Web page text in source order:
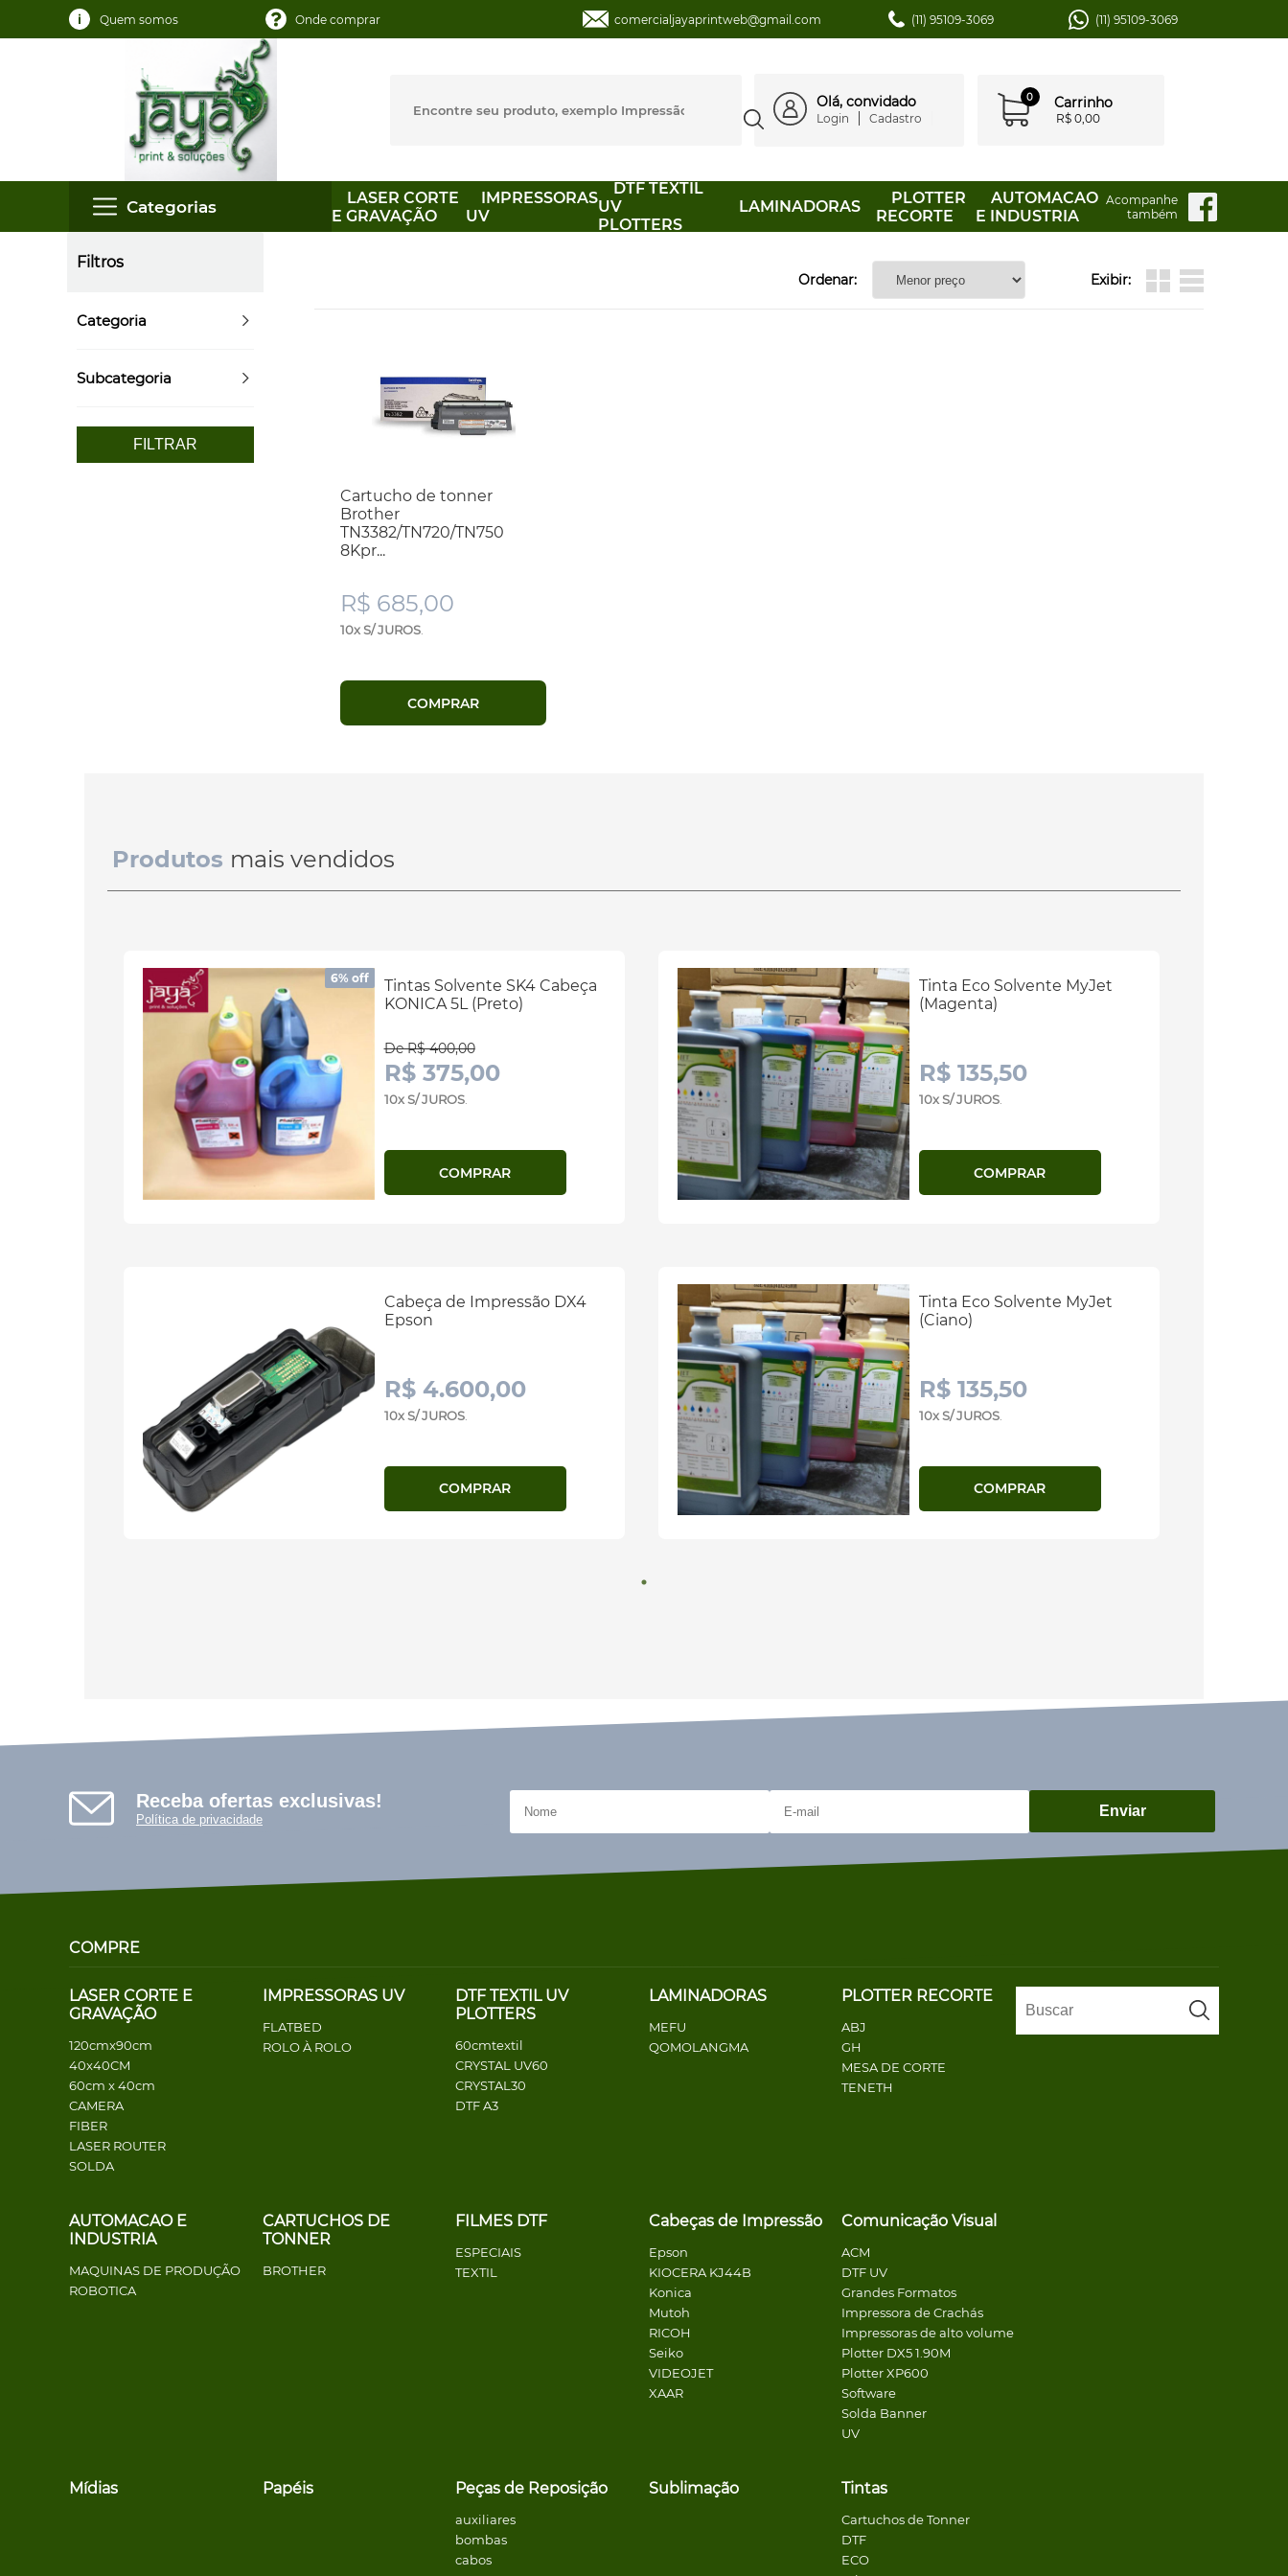
Quem somos Onde comprar comercialjayaprintweb@gmail.com (11) 95109-3069 (11) 95109-3069
Olá, convidado
Login Cadastro
0 Carrinho
R$ 0,00
Categorias
LASER CORTE
E GRAVAÇÃO
IMPRESSORAS
UV
DTF TEXTIL
UV
PLOTTERS
LAMINADORAS
PLOTTER
RECORTE
AUTOMACAO
E INDUSTRIA
Acompanhe
também
Filtros
Categoria
Subcategoria
FILTRAR
Ordenar: Exibir:
Cartucho de tonner
Brother
TN3382/TN720/TN750
8Kpr...
R$ 685,00
10x S/ JUROS
COMPRAR
Produtos mais vendidos
6% off
Tintas Solvente SK4 Cabeça
KONICA 5L (Preto)
De R$ 400,00
R$ 375,00
10x S/ JUROS.
COMPRAR
Cabeça de Impressão DX4
Epson
R$ 4.600,00
10x S/ JUROS.
COMPRAR
Tinta Eco Solvente MyJet
(Magenta)
R$ 135,50
10x S/ JUROS.
COMPRAR
Tinta Eco Solvente MyJet
(Ciano)
R$ 135,50
10x S/ JUROS.
COMPRAR
Receba ofertas exclusivas!
Política de privacidade
Enviar
COMPRE
LASER CORTE E
GRAVAÇÃO
120cmx90cm
40x40CM
60cm x 40cm
CAMERA
FIBER
LASER ROUTER
SOLDA
IMPRESSORAS UV
FLATBED
ROLO À ROLO
DTF TEXTIL UV
PLOTTERS
60cmtextil
CRYSTAL UV60
CRYSTAL30
DTF A3
LAMINADORAS
MEFU
QOMOLANGMA
PLOTTER RECORTE
ABJ
GH
MESA DE CORTE
TENETH
AUTOMACAO E
INDUSTRIA
MAQUINAS DE PRODUÇÃO
ROBOTICA
CARTUCHOS DE
TONNER
BROTHER
FILMES DTF
ESPECIAIS
TEXTIL
Cabeças de Impressão
Epson
KIOCERA KJ44B
Konica
Mutoh
RICOH
Seiko
VIDEOJET
XAAR
Comunicação Visual
ACM
DTF UV
Grandes Formatos
Impressora de Crachás
Impressoras de alto volume
Plotter DX5 1.90M
Plotter XP600
Software
Solda Banner
UV
Mídias Papéis Peças de Reposição
auxiliares
bombas
cabos
Sublimação Tintas
Cartuchos de Tonner
DTF
ECO